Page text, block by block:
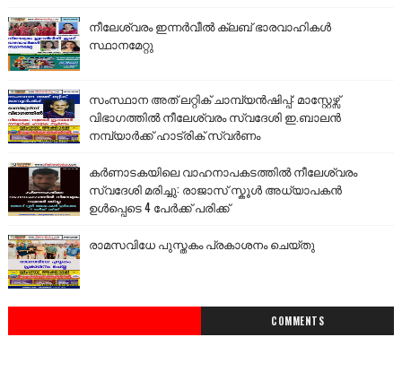
നീലേശ്വരം ഇന്നർവീൽ ക്ലബ് ഭാരവാഹികൾ
സ്ഥാനമേറ്റു
സംസ്ഥാന അത് ലറ്റിക് ചാമ്പ്യൻഷിപ്പ്: മാസ്റ്റേഴ്സ്
വിഭാഗത്തിൽ നീലേശ്വരം സ്വദേശി ഇ.ബാലൻ
നമ്പ്യാർക്ക് ഹാട്രിക് സ്വർണം
കർണാടകയിലെ വാഹനാപകടത്തിൽ നീലേശ്വരം
സ്വദേശി മരിച്ചു: രാജാസ് സ്കൂൾ അധ്യാപകൻ
ഉൾപ്പെടെ 4 പേർക്ക് പരിക്ക്
രാമസവിധേ പുസ്തകം പ്രകാശനം ചെയ്തു
COMMENTS